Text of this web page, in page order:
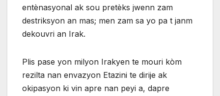
entènasyonal ak sou pretèks jwenn zam
destriksyon an mas; men zam sa yo pa t janm
dekouvri an Irak.
Plis pase yon milyon Irakyen te mouri kòm
rezilta nan envazyon Etazini te dirije ak
okipasyon ki vin apre nan peyi a, dapre